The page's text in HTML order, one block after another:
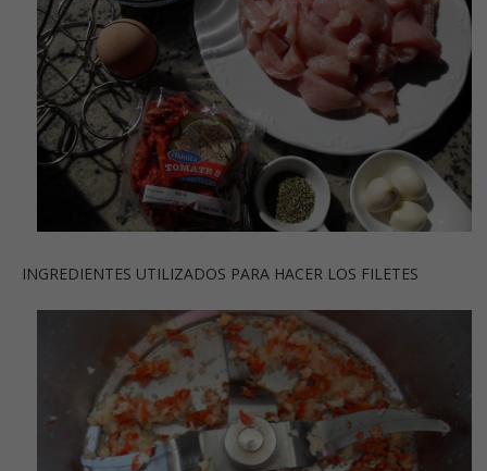
INGREDIENTES UTILIZADOS PARA HACER LOS FILETES